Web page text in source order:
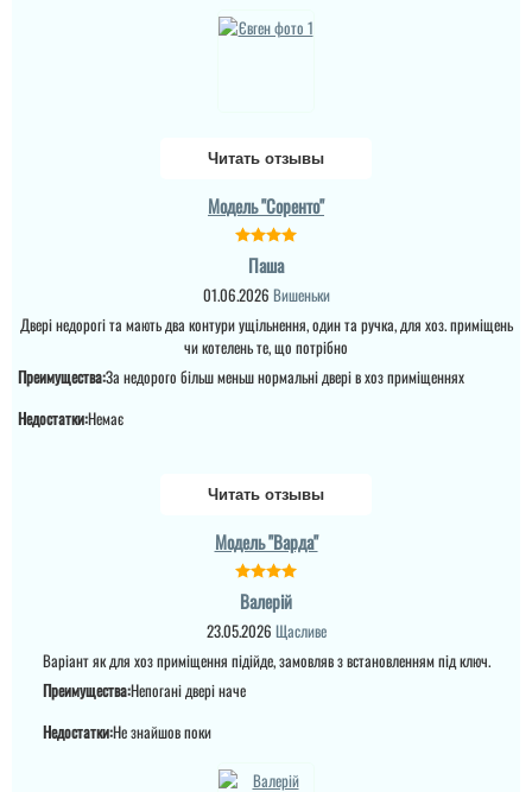
Читать отзывы
Модель "Соренто"
Паша
01.06.2026 Вишеньки
Двері недорогі та мають два контури ущільнення, один та ручка, для хоз. приміщень
чи котелень те, що потрібно
Преимущества:За недорого більш меньш нормальні двері в хоз приміщеннях
Недостатки:Немає
Читать отзывы
Модель "Варда"
Валерій
23.05.2026 Щасливе
Варіант як для хоз приміщення підійде, замовляв з встановленням під ключ.
Преимущества:Непогані двері наче
Недостатки:Не знайшов поки